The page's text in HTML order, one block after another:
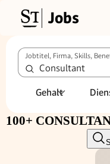
Jobs
Jobtitel, Firma, Skills,
Gehalt
100+